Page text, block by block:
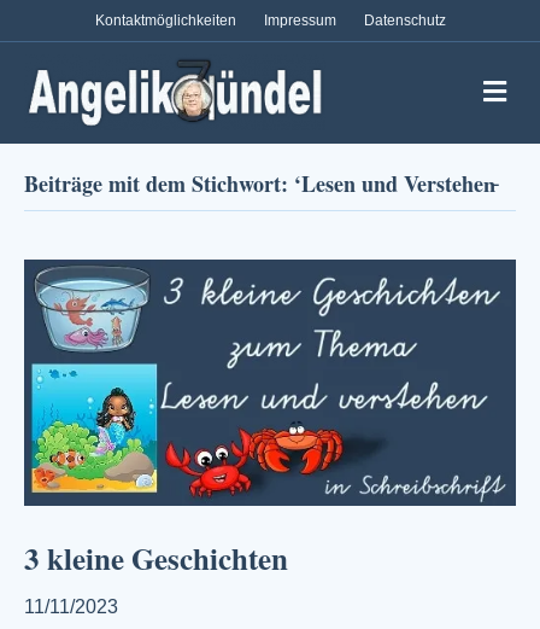
Kontaktmöglichkeiten Impressum Datenschutz
Beiträge mit dem Stichwort: ‘Lesen und Verstehen̵
3 kleine Geschichten
11/11/2023